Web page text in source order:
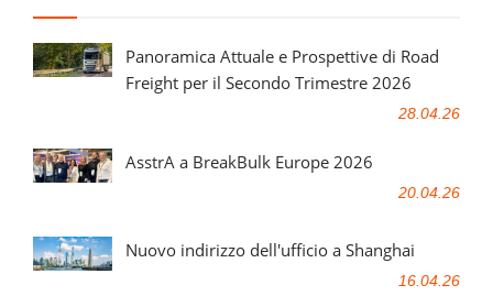
Panoramica Attuale e Prospettive di Road
Freight per il Secondo Trimestre 2026
28.04.26
AsstrA a BreakBulk Europe 2026
20.04.26
Nuovo indirizzo dell'ufficio a Shanghai
16.04.26